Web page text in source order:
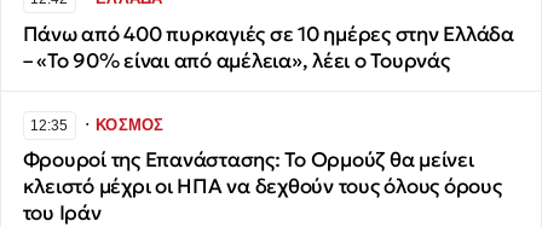
Πάνω από 400 πυρκαγιές σε 10 ημέρες στην Ελλάδα
– «Το 90% είναι από αμέλεια», λέει ο Τουρνάς
12:35 ∙ΚΟΣΜΟΣ
Φρουροί της Επανάστασης: Το Ορμούζ θα μείνει
κλειστό μέχρι οι ΗΠΑ να δεχθούν τους όλους όρους
του Ιράν